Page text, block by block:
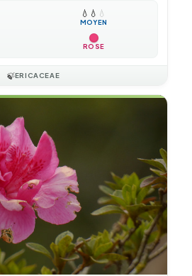
💧 💧 💧
MOYEN
ROSE
🍃ERICACEAE